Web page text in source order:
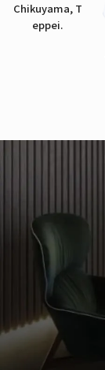
Chikuyama, T
eppei.